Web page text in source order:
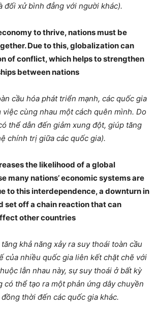
đối xử bình đẳng với người khác).
to thrive, nations must be
Due to this, globalization can
of conflict, which helps to strengthen
between nations
cầu hóa phát triển mạnh, các quốc gia
việc cùng nhau một cách quên mình. Do
thể dẫn đến giảm xung đột, giúp tăng
chính trị giữa các quốc gia).
the likelihood of a global
many nations’ economic systems are
to this interdependence, a downturn in
set off a chain reaction that can
other countries
khả năng xảy ra suy thoái toàn cầu
của nhiều quốc gia liên kết chặt chẽ với
lẫn nhau này, sự suy thoái ở bất kỳ
có thể tạo ra một phản ứng dây chuyền
thời đến các quốc gia khác.